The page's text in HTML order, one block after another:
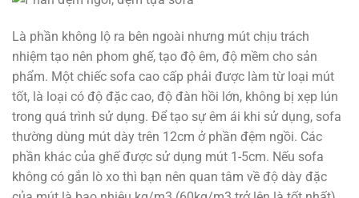
Là phần không lộ ra bên ngoài nhưng mút chịu trách
nhiệm tạo nên phom ghế, tạo độ êm, độ mềm cho sản
phẩm. Một chiếc sofa cao cấp phải được làm từ loại mút
tốt, là loại có độ đặc cao, độ đàn hồi lớn, không bị xẹp lún
trong quá trình sử dụng. Để tạo sự êm ái khi sử dụng, sofa
thường dùng mút dày trên 12cm ở phần đệm ngồi. Các
phần khác của ghế được sử dụng mút 1-5cm. Nếu sofa
không có gắn lò xo thì bạn nên quan tâm về độ dày đặc